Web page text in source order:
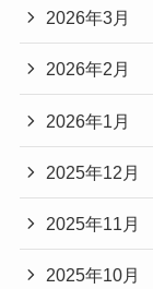
2026年3月
2026年2月
2026年1月
2025年12月
2025年11月
2025年10月